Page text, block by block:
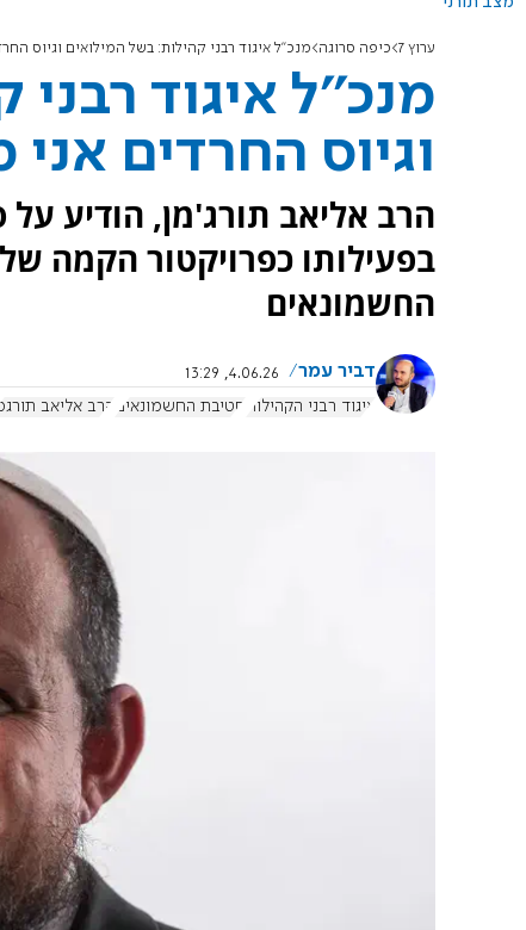
ערוץ 7 כיפה סרוגה מנכ''ל איגוד רבני קהילות: בשל המילואים וגיוס
מנכ''ל איגוד
וגיוס החרדים
הרב אליאב תורג'מן, הודיע על
בפעילותו כפרויקטור הקמה
החשמונאים
דביר עמר
4.06.26, 13:29
איגוד רבני הקהילות
חטיבת החשמונאים הרב אליאב